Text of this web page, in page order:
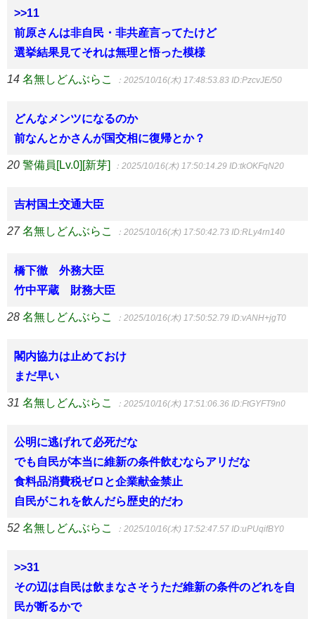
>>11
前原さんは非自民・非共産言ってたけど
選挙結果見てそれは無理と悟った模様
14 名無しどんぶらこ ：2025/10/16(木) 17:48:53.83 ID:PzcvJE/50
どんなメンツになるのか
前なんとかさんが国交相に復帰とか？
20 警備員[Lv.0][新芽] ：2025/10/16(木) 17:50:14.29 ID:tkOKFqN20
吉村国土交通大臣
27 名無しどんぶらこ ：2025/10/16(木) 17:50:42.73 ID:RLy4rn140
橋下徹 外務大臣
竹中平蔵 財務大臣
28 名無しどんぶらこ ：2025/10/16(木) 17:50:52.79 ID:vANH+jgT0
閣内協力は止めておけ
まだ早い
31 名無しどんぶらこ ：2025/10/16(木) 17:51:06.36 ID:FtGYFT9n0
公明に逃げれて必死だな
でも自民が本当に維新の条件飲むならアリだな
食料品消費税ゼロと企業献金禁止
自民がこれを飲んだら歴史的だわ
52 名無しどんぶらこ ：2025/10/16(木) 17:52:47.57 ID:uPUqifBY0
>>31
その辺は自民は飲まなさそうただ維新の条件のどれを自
民が断るかで